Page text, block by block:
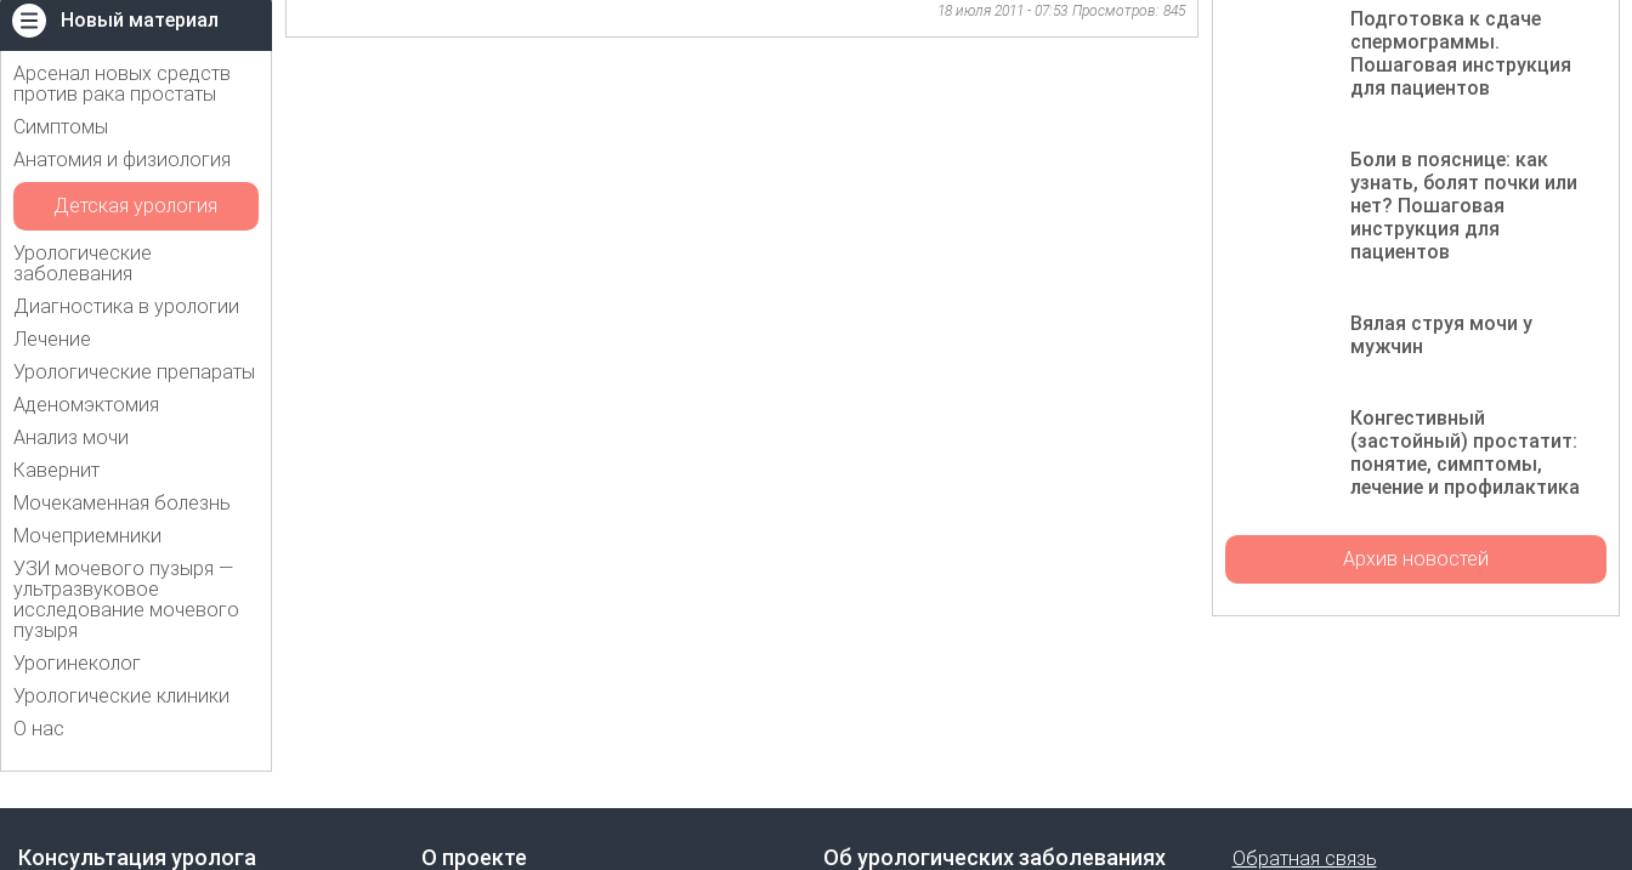
Новый материал
Арсенал новых средств
против рака простаты
Симптомы
Анатомия и физиология
Детская урология
Урологические
заболевания
Диагностика в урологии
Лечение
Урологические препараты
Аденомэктомия
Анализ мочи
Кавернит
Мочекаменная болезнь
Мочеприемники
УЗИ мочевого пузыря —
ультразвуковое
исследование мочевого
пузыря
Урогинеколог
Урологические клиники
О нас
18 июля 2011 - 07:53 Просмотров: 845
Подготовка к сдаче
спермограммы.
Пошаговая инструкция
для пациентов
Боли в пояснице: как
узнать, болят почки или
нет? Пошаговая
инструкция для
пациентов
Вялая струя мочи у
мужчин
Конгестивный
(застойный) простатит:
понятие, симптомы,
лечение и профилактика
Архив новостей
Консультация уролога О проекте Об урологических заболеваниях Обратная связь